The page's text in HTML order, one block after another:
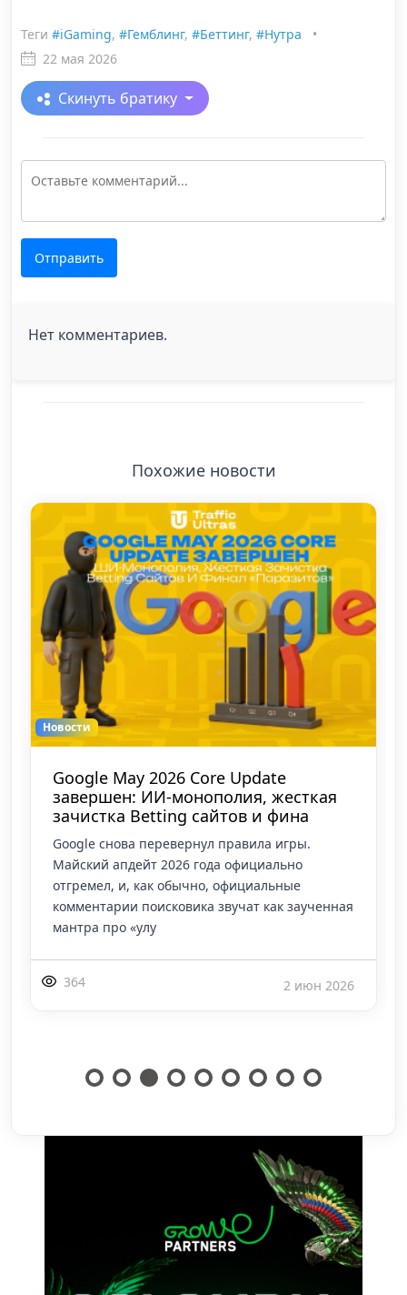
Теги #iGaming, #Гемблинг, #Беттинг, #Нутра
•
22 мая 2026
Скинуть братику
Отправить
Нет комментариев.
Похожие новости
Новости
Google May 2026 Core Update
завершен: ИИ-монополия, жесткая
зачистка Betting сайтов и фина
Google снова перевернул правила игры.
Майский апдейт 2026 года официально
отгремел, и, как обычно, официальные
комментарии поисковика звучат как заученная
мантра про «улу
364 2 июн 2026